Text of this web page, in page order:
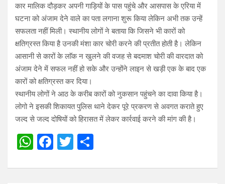
कार मालिक दौड़कर अपनी गाड़ियों के पास पहुंचे और आसपास के एरिया में
घटना को अंजाम देने वाले का पता लगाना शुरू किया लेकिन अभी तक उन्हें
सफलता नहीं मिली। स्थानीय लोगों ने बताया कि जिसने भी कारों को
क्षतिग्रस्त किया है उनकी मंशा कार चोरी करने की प्रतीत होती है। लेकिन
आसानी से कारों के लाॅक न खुलने की वजह से बदमाश चोरी की वारदात को
अंजाम देने में सफल नहीं हो सके और उन्होंने लाइन से खड़ी एक के बाद एक
कारों को क्षतिग्रस्त कर दिया।
स्थानीय लोगों ने आठ के करीब कारों को नुकसान पहुंचने का दावा किया है।
लोगो ने इसकी शिकायत पुलिस थाने देकर पूरे प्रकरण से अवगत कराते हुए
जल्द से जल्द दोषियों को हिरासत में लेकर कार्रवाई करने की मांग की है।
W
at
F
ce
T
tt ar